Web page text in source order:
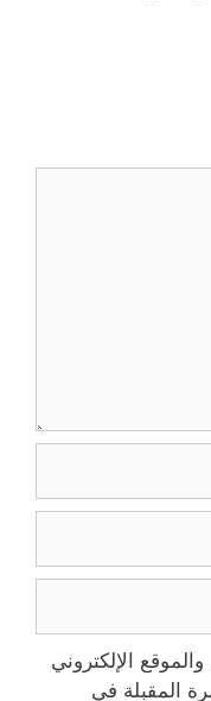
الإلكتروني
المقبلة في